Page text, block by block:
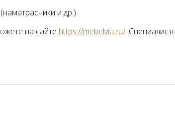
и др.).
на сайте https://mebelvia.ru/.